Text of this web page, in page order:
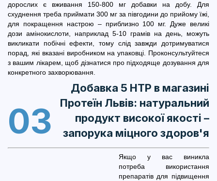
дорослих є вживання 150-800 мг добавки на добу. Для
схуднення треба приймати 300 мг за півгодини до прийому їжі,
для покращення настрою – приблизно 100 мг. Дуже великі
дози амінокислоти, наприклад 5-10 грамів на день, можуть
викликати побічні ефекти, тому слід завжди дотримуватися
порад, які вказані виробником на упаковці. Проконсультуйтеся
з вашим лікарем, щоб дізнатися про підходяще дозування для
конкретного захворювання.
Добавка 5 HTP в магазині
Протеїн Львів: натуральний
продукт високої якості –
запорука міцного здоров'я
03
Якщо у вас виникла
потреба використання
препаратів для підвищення